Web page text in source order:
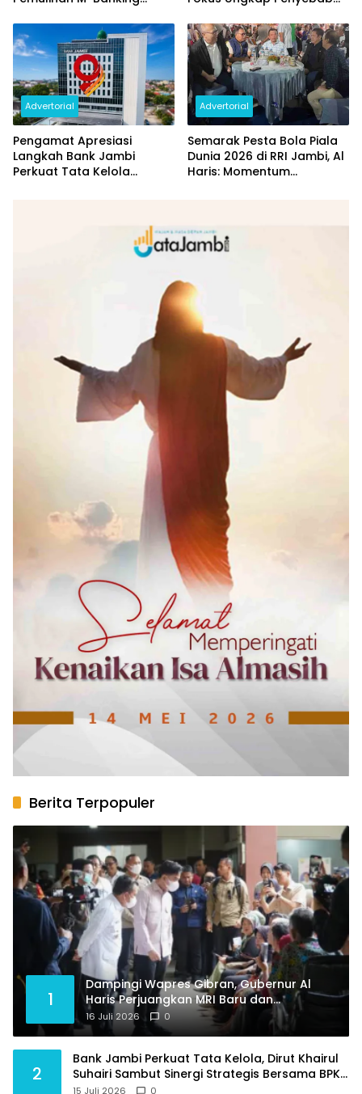
Rp144 Miliar
Advertorial
Pengamat Apresiasi
Langkah Bank Jambi
Perkuat Tata Kelola
Advertorial
Semarak Pesta Bola Piala
Dunia 2026 di RRI Jambi, Al
Haris: Momentum
Berita Terpopuler
1
Dampingi Wapres Gibran, Gubernur Al
Haris Perjuangkan MRI Baru dan
Tambahan Dokter Spesialis untuk RSUD
Raden Mattaher
16 Juli 2026 0
2
Bank Jambi Perkuat Tata Kelola, Dirut Khairul
Suhairi Sambut Sinergi Strategis Bersama BPKP
Jambi
15 Juli 2026 0